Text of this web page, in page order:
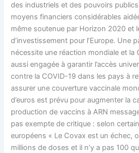
des industriels et des pouvoirs
moyens financiers considérables
même soutenue par Horizon 2020 et
d’investissement pour l’Europe. Une
nécessite une réaction mondiale et la
aussi engagée à garantir l’accès
contre la COVID-19 dans les pays à
assurer une couverture vaccinale
d’euros est prévu pour augmenter la
production de vaccins à ARN
pas exempte de critique : selon
européens « Le Covax est un échec,
millions de doses et il n’y a pas 100